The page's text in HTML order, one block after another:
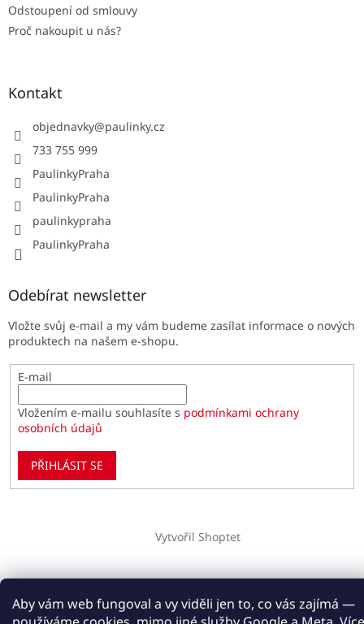
Aby vám web fungoval a vy viděli jen to, co vás zajímá —
Odstoupení od smlouvy
Proč nakoupit u nás?
Kontakt
objednavky@paulinky.cz
733 755 999
PaulinkyPraha
PaulinkyPraha
paulinkypraha
PaulinkyPraha
Odebírat newsletter
Vložte svůj e-mail a my vám budeme zasílat informace o nových
produktech na našem e-shopu.
E-mail
Vložením e-mailu souhlasíte s podmínkami ochrany
osobních údajů
PŘIHLÁSIT SE
Vytvořil Shoptet
Upravit nastavení cookies